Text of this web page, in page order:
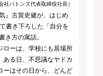
社バトンズ代表取締役社長）
』古賀史健が、はじめ
書き下ろした「自分を
き方の寓話。
ローは、学校にも居場所
ある日、不思議なヤドカ
ーはその日から、どんど